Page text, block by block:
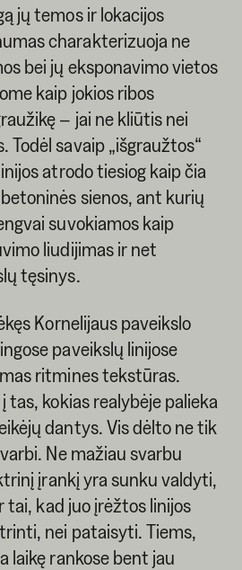
jų temos ir lokacijos
charakterizuoja ne
bei jų eksponavimo vietos
kaip jokios ribos
– jai ne kliūtis nei
Todėl savaip „išgraužtos“
atrodo tiesiog kaip čia
sienos, ant kurių
suvokiamos kaip
liudijimas ir net
tęsinys.
Kornelijaus paveikslo
paveikslų linijose
ritmines tekstūras.
tas, kokias realybėje palieka
dantys. Vis dėlto ne tik
Ne mažiau svarbu
įrankį yra sunku valdyti,
tai, kad juo įrėžtos linijos
nei pataisyti. Tiems,
laikę rankose bent jau